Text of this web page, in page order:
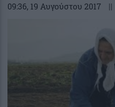
09:36, 19 Αυγούστου 2017 ||